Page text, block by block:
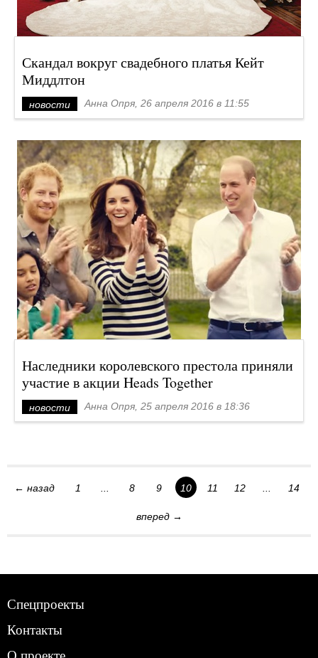
Скандал вокруг свадебного платья Кейт
Миддлтон
новости Анна Опря, 26 апреля 2016 в 11:55
Наследники королевского престола приняли
участие в акции Heads Together
новости Анна Опря, 25 апреля 2016 в 18:36
← назад 1 8 9 10 11 12 14
вперед →
Спецпроекты
Контакты